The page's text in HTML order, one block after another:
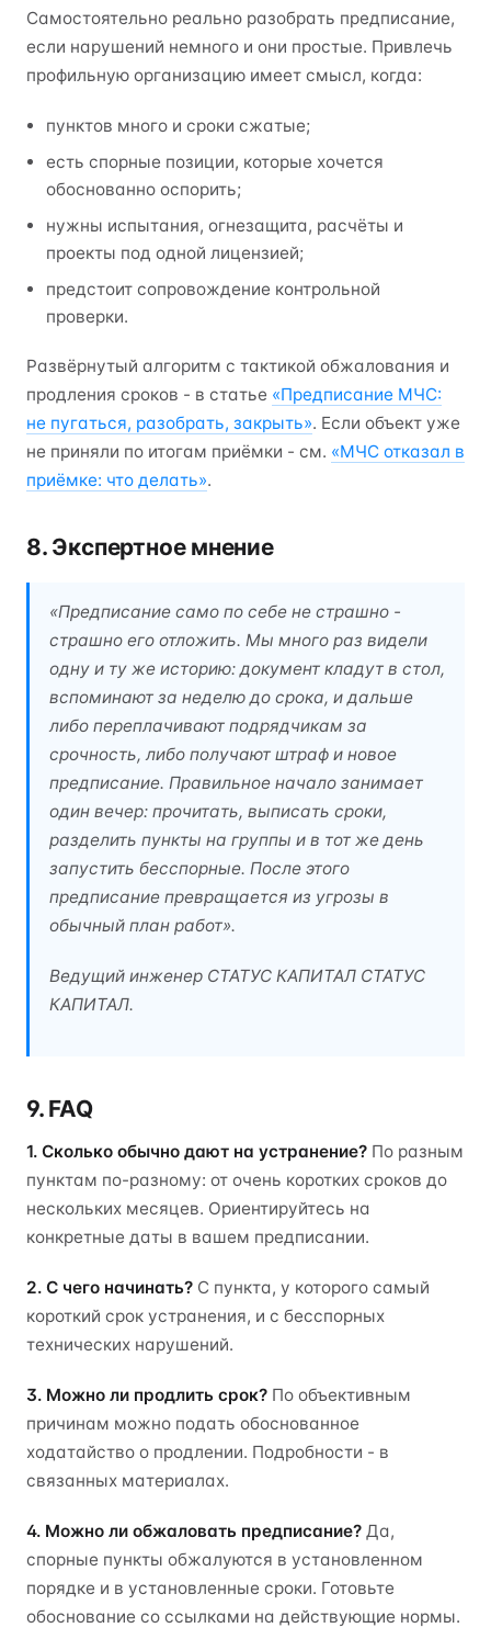
Самостоятельно реально разобрать предписание,
если нарушений немного и они простые. Привлечь
профильную организацию имеет смысл, когда:
пунктов много и сроки сжатые;
есть спорные позиции, которые хочется
обоснованно оспорить;
нужны испытания, огнезащита, расчёты и
проекты под одной лицензией;
предстоит сопровождение контрольной
проверки.
Развёрнутый алгоритм с тактикой обжалования и
продления сроков - в статье «Предписание МЧС:
не пугаться, разобрать, закрыть». Если объект уже
не приняли по итогам приёмки - см. «МЧС отказал в
приёмке: что делать».
8. Экспертное мнение
«Предписание само по себе не страшно -
страшно его отложить. Мы много раз видели
одну и ту же историю: документ кладут в стол,
вспоминают за неделю до срока, и дальше
либо переплачивают подрядчикам за
срочность, либо получают штраф и новое
предписание. Правильное начало занимает
один вечер: прочитать, выписать сроки,
разделить пункты на группы и в тот же день
запустить бесспорные. После этого
предписание превращается из угрозы в
обычный план работ».
Ведущий инженер СТАТУС КАПИТАЛ СТАТУС
КАПИТАЛ.
9. FAQ
1. Сколько обычно дают на устранение? По разным
пунктам по-разному: от очень коротких сроков до
нескольких месяцев. Ориентируйтесь на
конкретные даты в вашем предписании.
2. С чего начинать? С пункта, у которого самый
короткий срок устранения, и с бесспорных
технических нарушений.
3. Можно ли продлить срок? По объективным
причинам можно подать обоснованное
ходатайство о продлении. Подробности - в
связанных материалах.
4. Можно ли обжаловать предписание? Да,
спорные пункты обжалуются в установленном
порядке и в установленные сроки. Готовьте
обоснование со ссылками на действующие нормы.